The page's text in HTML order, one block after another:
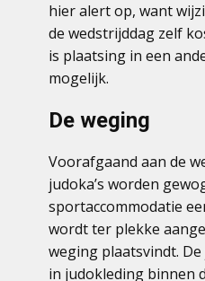
hier alert op, want
de wedstrijddag zelf
is plaatsing in een
mogelijk.
De weging
Voorafgaand aan de
judoka’s worden
sportaccommodatie
wordt ter plekke
weging plaatsvindt. De
in judokleding binnen